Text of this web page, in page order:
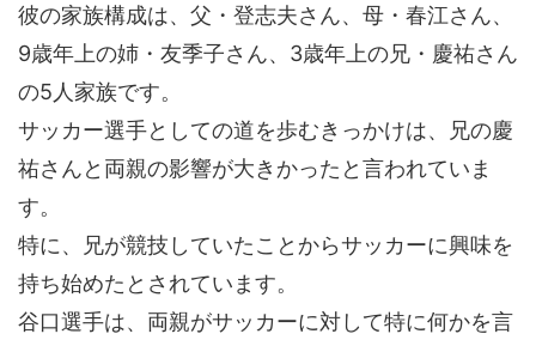
彼の家族構成は、父・登志夫さん、母・春江さん、
9歳年上の姉・友季子さん、3歳年上の兄・慶祐さん
の5人家族です。
サッカー選手としての道を歩むきっかけは、兄の慶
祐さんと両親の影響が大きかったと言われていま
す。
特に、兄が競技していたことからサッカーに興味を
持ち始めたとされています。
谷口選手は、両親がサッカーに対して特に何かを言